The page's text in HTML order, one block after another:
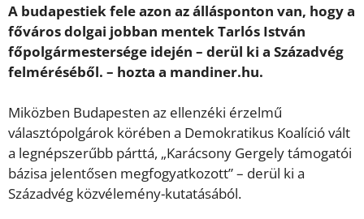
A budapestiek fele azon az állásponton van, hogy a
főváros dolgai jobban mentek Tarlós István
főpolgármestersége idején – derül ki a Századvég
felméréséből. – hozta a mandiner.hu.
Miközben Budapesten az ellenzéki érzelmű
választópolgárok körében a Demokratikus Koalíció vált
a legnépszerűbb párttá, „Karácsony Gergely támogatói
bázisa jelentősen megfogyatkozott” – derül ki a
Századvég közvélemény-kutatásából.